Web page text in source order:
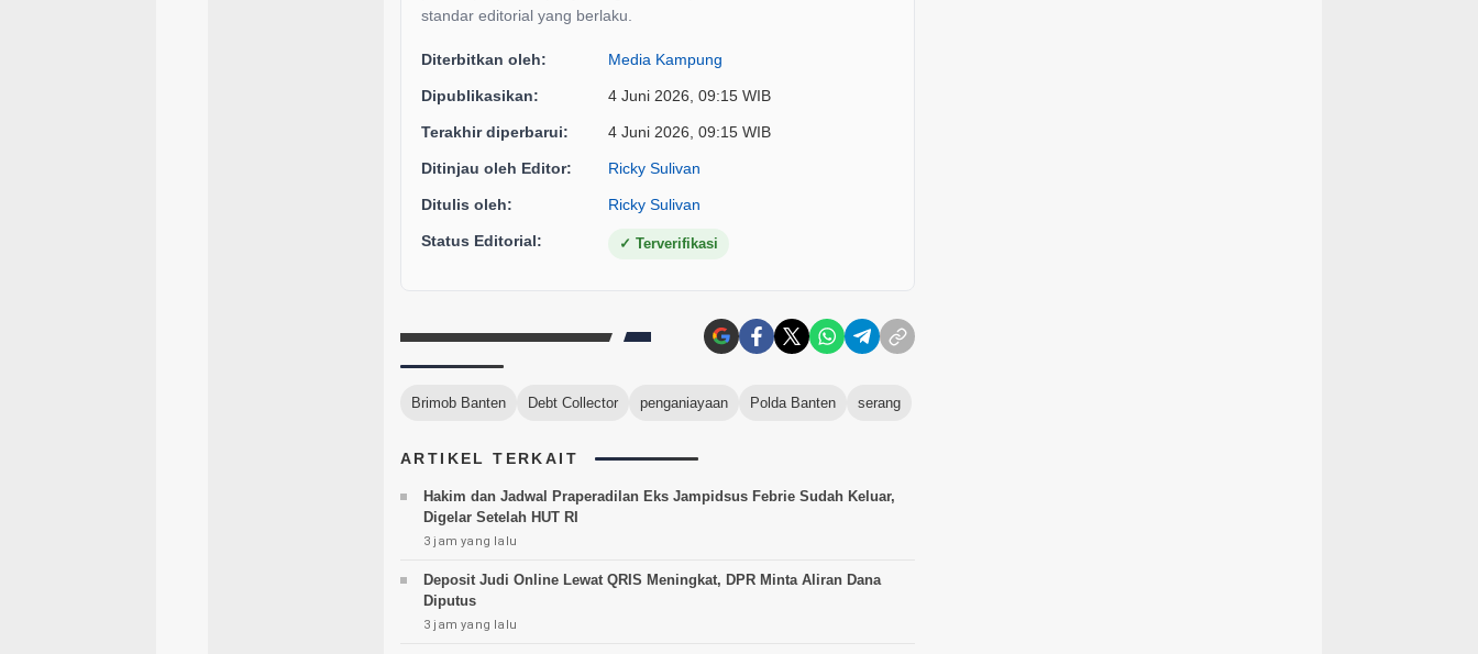
standar editorial yang berlaku.
Diterbitkan oleh: Media Kampung
Dipublikasikan: 4 Juni 2026, 09:15 WIB
Terakhir diperbarui: 4 Juni 2026, 09:15 WIB
Ditinjau oleh Editor: Ricky Sulivan
Ditulis oleh: Ricky Sulivan
Status Editorial: ✓ Terverifikasi
Brimob Banten Debt Collector penganiayaan Polda Banten serang
ARTIKEL TERKAIT
Hakim dan Jadwal Praperadilan Eks Jampidsus Febrie Sudah Keluar,
Digelar Setelah HUT RI
3 jam yang lalu
Deposit Judi Online Lewat QRIS Meningkat, DPR Minta Aliran Dana
Diputus
3 jam yang lalu